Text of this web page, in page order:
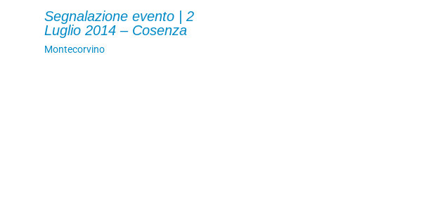
Segnalazione evento | 2
Luglio 2014 – Cosenza
Montecorvino